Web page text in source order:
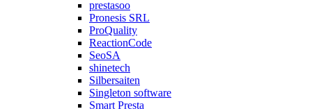
prestasoo
Pronesis SRL
ProQuality
ReactionCode
SeoSA
shinetech
Silbersaiten
Singleton software
Smart Presta